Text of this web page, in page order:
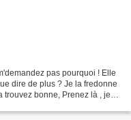
pas pourquoi ! Elle
dire de plus ? Je la fredonne
trouvez bonne, Prenez là , je